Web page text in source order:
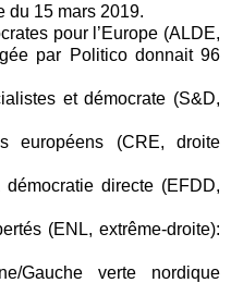
du 15 mars 2019.
pour l’Europe (ALDE,
par Politico donnait 96
et démocrate (S&D,
européens (CRE, droite
directe (EFDD,
(ENL, extrême-droite):
Gauche verte nordique